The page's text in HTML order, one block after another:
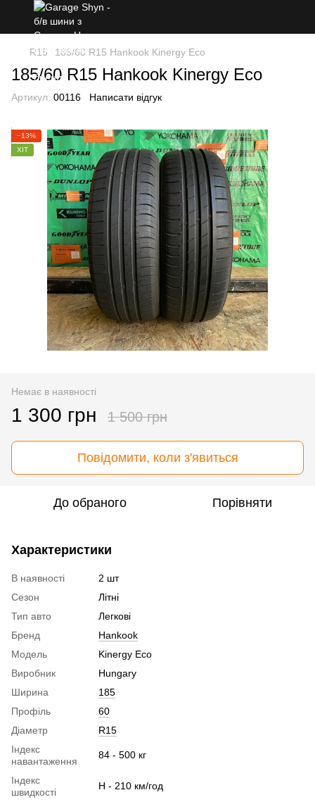
R15 185/60 R15 Hankook Kinergy Eco
185/60 R15 Hankook Kinergy Eco
Артикул: 00116 Написати відгук
−13%
ХІТ
Немає в наявності
1 300 грн 1 500 грн
Повідомити, коли з'явиться
До обраного Порівняти
Характеристики
В наявності
2 шт
Сезон
Літні
Тип авто
Легкові
Бренд
Hankook
Модель
Kinergy Eco
Виробник
Hungary
Ширина
185
Профіль
60
Діаметр
R15
Індекс
навантаження
84 - 500 кг
Індекс
швидкості
H - 210 км/год